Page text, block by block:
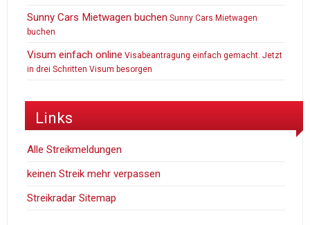
Sunny Cars Mietwagen buchen Sunny Cars Mietwagen
buchen
Visum einfach online Visabeantragung einfach gemacht. Jetzt
in drei Schritten Visum besorgen
Links
Alle Streikmeldungen
keinen Streik mehr verpassen
Streikradar Sitemap